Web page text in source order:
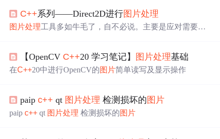
的 图片处理主要是生成缩略图。网上收集了一些cpp
理 库，并进行了对比： 在项目中需要对jpg、png、gif格式
C++系列——Direct2D进行图片处理
图片处理工具多如牛毛了，自不必说。主要是应对需要批
了。于是转用C++，结合GDI+又手搓了一个。因为部分代
码与C#版本类似（C#底层用的还是GDI），很快也搞好
用上GPU的性能再提高一下？于是与Direct2D偶遇了，有
人说这玩意比GDI+更快，还可以利用GPU的优势。什么？
【OpenCV C++20 学习笔记】 图片处理基础
在C++20中进行OpenCV的图片简单读写及显示操作
paipc++ qt 图片处理 检测损坏的图片
paipc++ qt 图片处理 检测损坏的图片